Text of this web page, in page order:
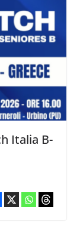
Italia B-